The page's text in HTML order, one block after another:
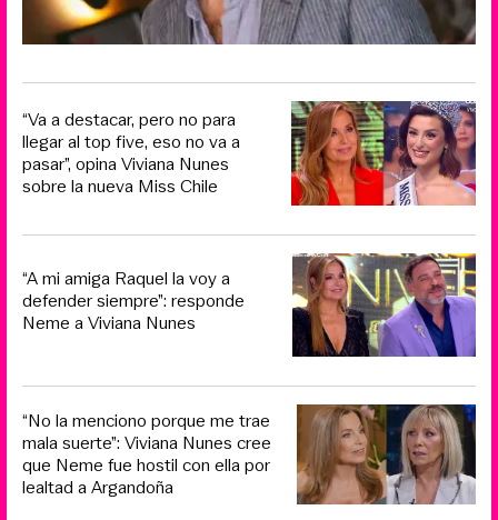
“Va a destacar, pero no para
llegar al top five, eso no va a
pasar”, opina Viviana Nunes
sobre la nueva Miss Chile
“A mi amiga Raquel la voy a
defender siempre”: responde
Neme a Viviana Nunes
“No la menciono porque me trae
mala suerte”: Viviana Nunes cree
que Neme fue hostil con ella por
lealtad a Argandoña